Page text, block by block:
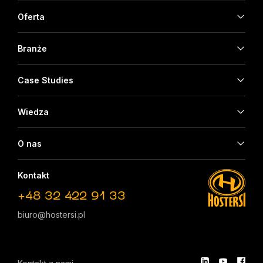
Oferta
Branże
Case Studies
Wiedza
O nas
Kontakt
+48 32 422 91 33
biuro@hostersi.pl